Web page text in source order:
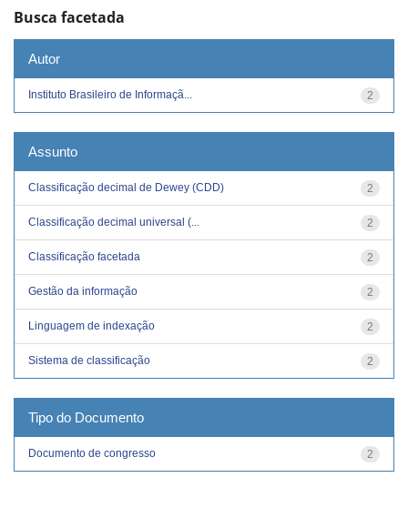
Busca facetada
Autor
2
Instituto Brasileiro de Informaçã...
Assunto
2
Classificação decimal de Dewey (CDD)
2
Classificação decimal universal (...
2
Classificação facetada
2
Gestão da informação
2
Linguagem de indexação
2
Sistema de classificação
Tipo do Documento
2
Documento de congresso